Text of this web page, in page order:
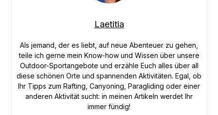
Laetitia
Als jemand, der es liebt, auf neue Abenteuer zu gehen,
teile ich gerne mein Know-how und Wissen über unsere
Outdoor-Sportangebote und erzähle Euch alles über all
diese schönen Orte und spannenden Aktivitäten. Egal, ob
Ihr Tipps zum Rafting, Canyoning, Paragliding oder einer
anderen Aktivität sucht: in meinen Artikeln werdet Ihr
immer fündig!